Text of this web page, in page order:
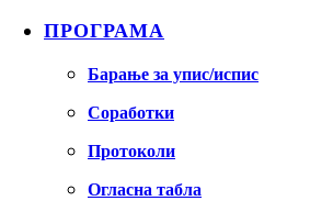
ПРОГРАМА
Барање за упис/испис
Соработки
Протоколи
Огласна табла